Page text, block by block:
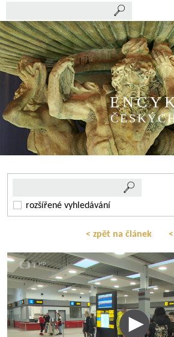
rozšířené vyhledávání
< zpět na článek